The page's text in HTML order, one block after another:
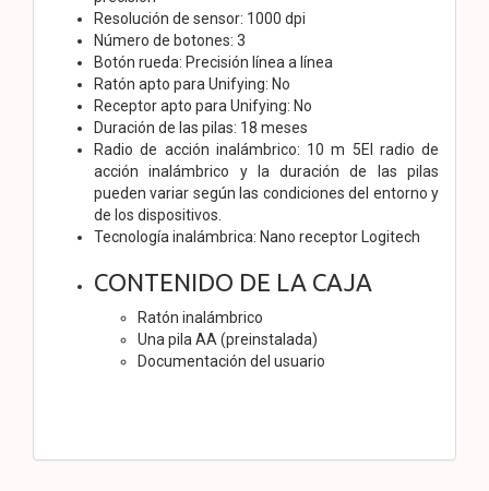
Resolución de sensor: 1000 dpi
Número de botones: 3
Botón rueda: Precisión línea a línea
Ratón apto para Unifying: No
Receptor apto para Unifying: No
Duración de las pilas: 18 meses
Radio de acción inalámbrico: 10 m 5El radio de
acción inalámbrico y la duración de las pilas
pueden variar según las condiciones del entorno y
de los dispositivos.
Tecnología inalámbrica: Nano receptor Logitech
CONTENIDO DE LA CAJA
Ratón inalámbrico
Una pila AA (preinstalada)
Documentación del usuario